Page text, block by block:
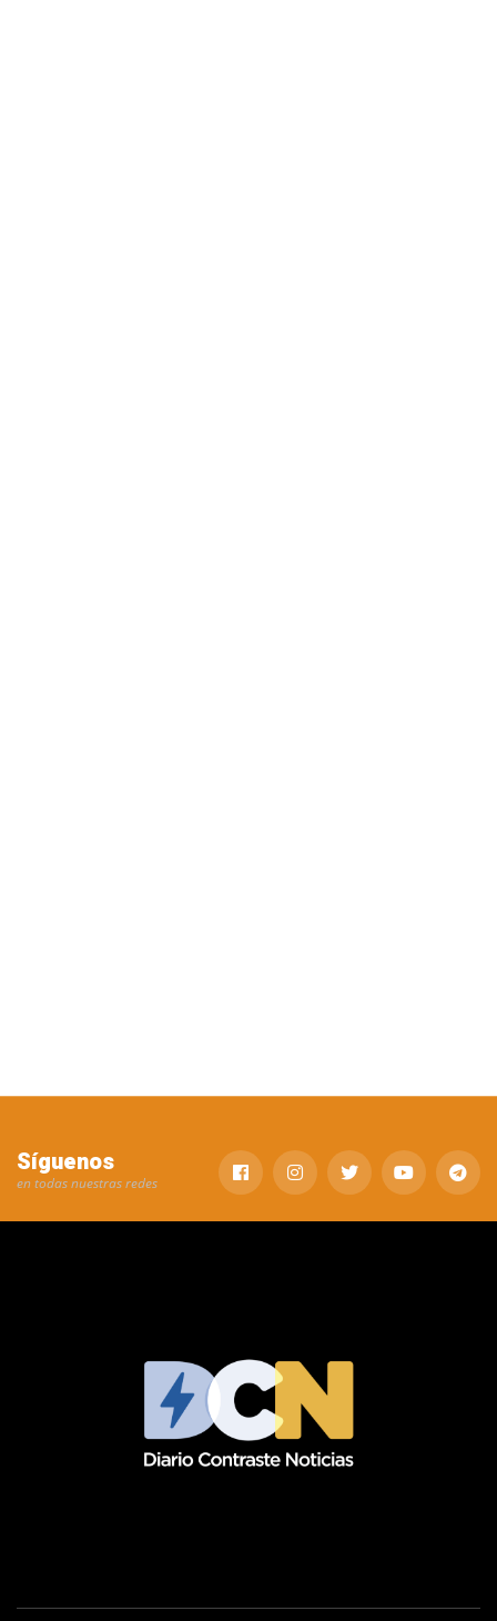
Síguenos
en todas nuestras redes